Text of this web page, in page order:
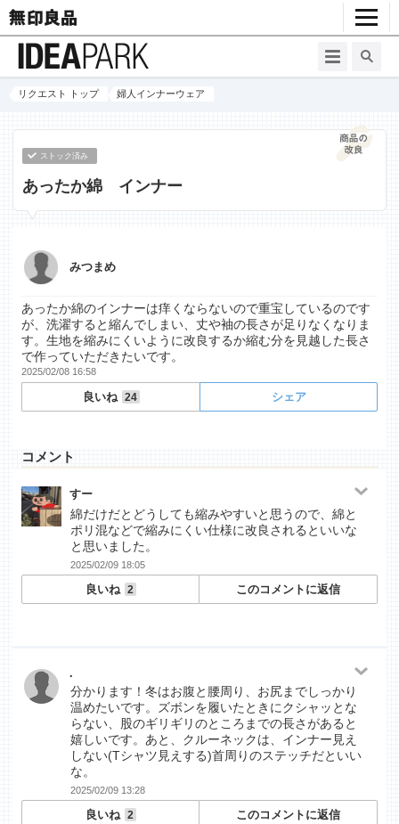
リクエスト トップ 婦人インナーウェア
ストック済み
あったか綿 インナー
みつまめ
あったか綿のインナーは痒くならないので重宝しているのです
が、洗濯すると縮んでしまい、丈や袖の長さが足りなくなりま
す。生地を縮みにくいように改良するか縮む分を見越した長さ
で作っていただきたいです。
2025/02/08 16:58
良いね 24 シェア
コメント
すー
綿だけだとどうしても縮みやすいと思うので、綿と
ポリ混などで縮みにくい仕様に改良されるといいな
と思いました。
2025/02/09 18:05
良いね 2 このコメントに返信
.
分かります！冬はお腹と腰周り、お尻までしっかり
温めたいです。ズボンを履いたときにクシャッとな
らない、股のギリギリのところまでの長さがあると
嬉しいです。あと、クルーネックは、インナー見え
しない(Tシャツ見えする)首周りのステッチだといい
な。
2025/02/09 13:28
良いね 2 このコメントに返信